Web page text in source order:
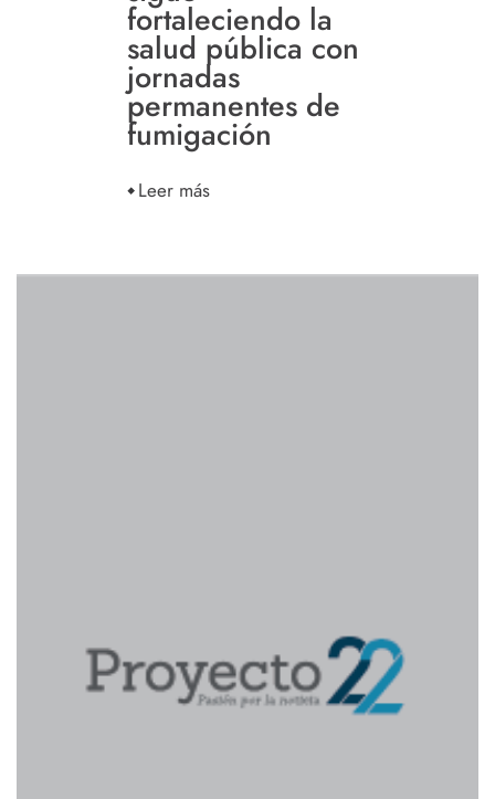
fortaleciendo la
salud pública con
jornadas
permanentes de
fumigación
Leer más